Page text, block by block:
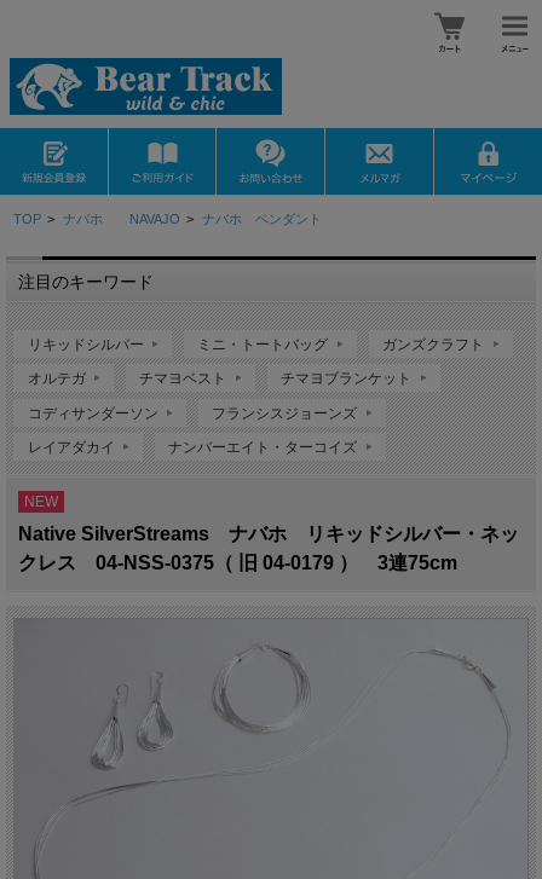
TOP > ナバホ NAVAJO > ナバホ ペンダント
注目のキーワード
リキッドシルバー ミニ・トートバッグ ガンズクラフト
オルテガ チマヨベスト チマヨブランケット
コディサンダーソン フランシスジョーンズ
レイアダカイ ナンバーエイト・ターコイズ
NEW
Native SilverStreams ナバホ リキッドシルバー・ネッ
クレス 04-NSS-0375（ 旧 04-0179 ） 3連75cm